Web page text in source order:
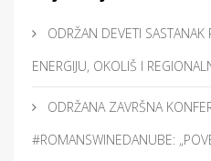
ODRŽAN DEVETI
ENERGIJU, OKOLIŠ I
ODRŽANA ZAVRŠNA
#ROMANSWINEDANUBE: